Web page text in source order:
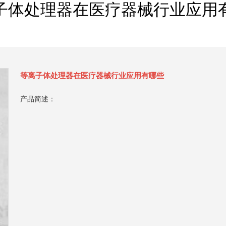
体处理器在医疗器械行业应用
等离子体处理器在医疗器械行业应用有哪些
产品简述：